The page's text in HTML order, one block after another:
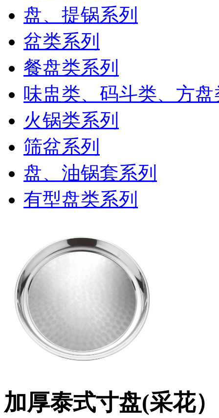
盘、提锅系列
盆类系列
餐盘类系列
味盅类、码斗类、方盘
火锅类系列
筛盆系列
盘、油锅套系列
有型盘类系列
加厚泰式寸盘(采花）